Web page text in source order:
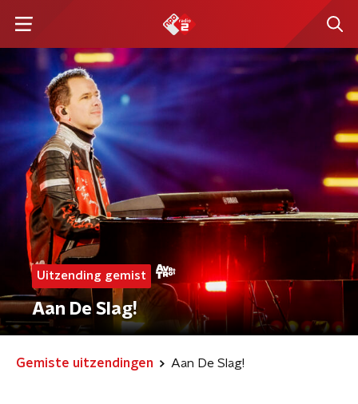
Uitzending gemist
Aan De Slag!
Gemiste uitzendingen Aan De Slag!